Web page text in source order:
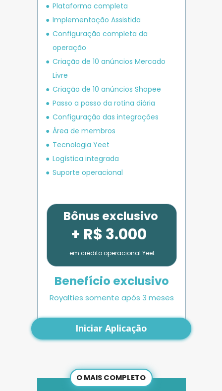
O MAIS COMPLETO
Plataforma completa
Implementação Assistida
Configuração completa da
operação
Criação de 10 anúncios Mercado
Livre
Criação de 10 anúncios Shopee
Passo a passo da rotina diária
Configuração das integrações
Área de membros
Tecnologia Yeet
Logística integrada
Suporte operacional
Iniciar Aplicação
Bônus exclusivo
+ R$ 3.000
em crédito operacional Yeet
Benefício exclusivo
Royalties somente após 3 meses